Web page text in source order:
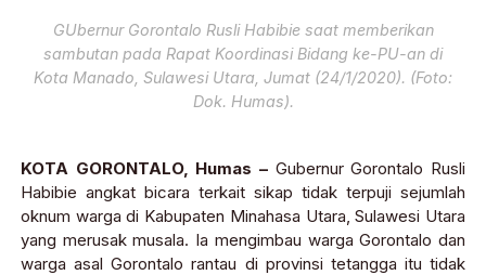
GUbernur Gorontalo Rusli Habibie saat memberikan
sambutan pada Rapat Koordinasi Bidang ke-PU-an di
Kota Manado, Sulawesi Utara, Jumat (24/1/2020). (Foto:
Dok. Humas).
KOTA GORONTALO, Humas – Gubernur Gorontalo Rusli
Habibie angkat bicara terkait sikap tidak terpuji sejumlah
oknum warga di Kabupaten Minahasa Utara, Sulawesi Utara
yang merusak musala. Ia mengimbau warga Gorontalo dan
warga asal Gorontalo rantau di provinsi tetangga itu tidak